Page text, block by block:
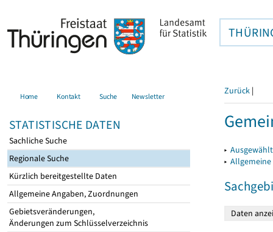
Home Kontakt Suche Newsletter
STATISTISCHE DATEN
Sachliche Suche
Regionale Suche
Kürzlich bereitgestellte Daten
Allgemeine Angaben, Zuordnungen
Gebietsveränderungen,
Änderungen zum Schlüsselverzeichnis
Zurück |
▸
▸